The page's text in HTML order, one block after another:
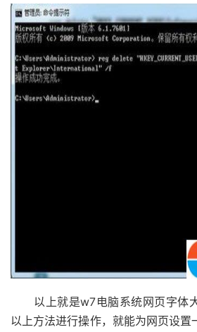
以上就是w7电脑系统网页字体
以上方法进行操作，就能为网页设置